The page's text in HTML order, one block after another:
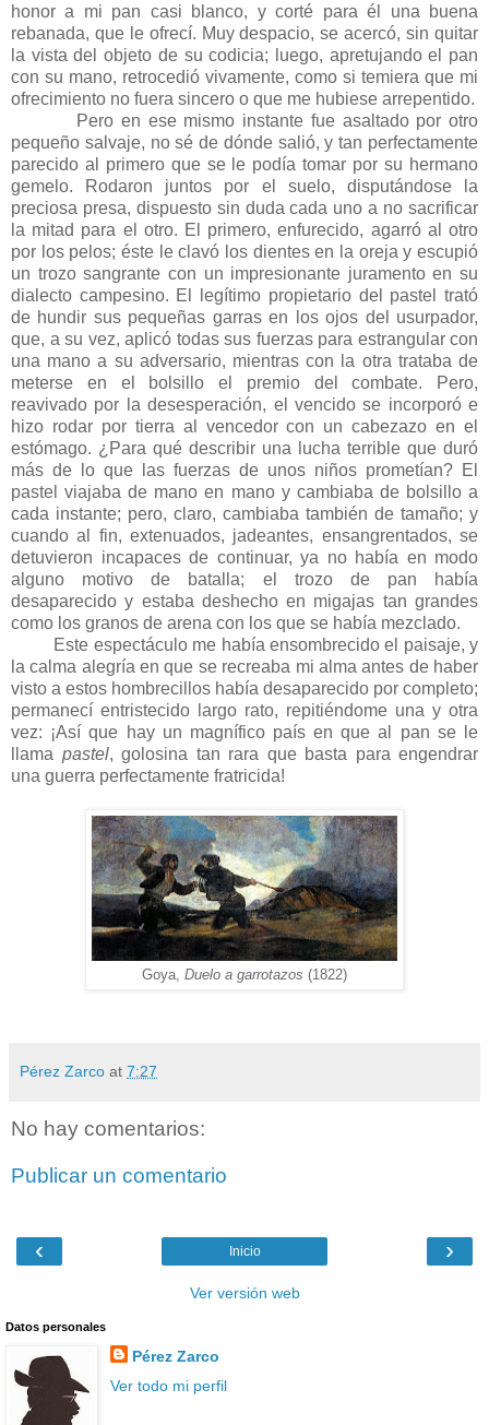
honor a mi pan casi blanco, y corté para él una buena
rebanada, que le ofrecí. Muy despacio, se acercó, sin quitar
la vista del objeto de su codicia; luego, apretujando el pan
con su mano, retrocedió vivamente, como si temiera que mi
ofrecimiento no fuera sincero o que me hubiese arrepentido.
Pero en ese mismo instante fue asaltado por otro
pequeño salvaje, no sé de dónde salió, y tan perfectamente
parecido al primero que se le podía tomar por su hermano
gemelo. Rodaron juntos por el suelo, disputándose la
preciosa presa, dispuesto sin duda cada uno a no sacrificar
la mitad para el otro. El primero, enfurecido, agarró al otro
por los pelos; éste le clavó los dientes en la oreja y escupió
un trozo sangrante con un impresionante juramento en su
dialecto campesino. El legítimo propietario del pastel trató
de hundir sus pequeñas garras en los ojos del usurpador,
que, a su vez, aplicó todas sus fuerzas para estrangular con
una mano a su adversario, mientras con la otra trataba de
meterse en el bolsillo el premio del combate. Pero,
reavivado por la desesperación, el vencido se incorporó e
hizo rodar por tierra al vencedor con un cabezazo en el
estómago. ¿Para qué describir una lucha terrible que duró
más de lo que las fuerzas de unos niños prometían? El
pastel viajaba de mano en mano y cambiaba de bolsillo a
cada instante; pero, claro, cambiaba también de tamaño; y
cuando al fin, extenuados, jadeantes, ensangrentados, se
detuvieron incapaces de continuar, ya no había en modo
alguno motivo de batalla; el trozo de pan había
desaparecido y estaba deshecho en migajas tan grandes
como los granos de arena con los que se había mezclado.
Este espectáculo me había ensombrecido el paisaje, y
la calma alegría en que se recreaba mi alma antes de haber
visto a estos hombrecillos había desaparecido por completo;
permanecí entristecido largo rato, repitiéndome una y otra
vez: ¡Así que hay un magnífico país en que al pan se le
llama pastel, golosina tan rara que basta para engendrar
una guerra perfectamente fratricida!
Goya, Duelo a garrotazos (1822)
Pérez Zarco at 7:27
No hay comentarios:
Publicar un comentario
‹ ›
Inicio
Ver versión web
Datos personales
Pérez Zarco
Ver todo mi perfil